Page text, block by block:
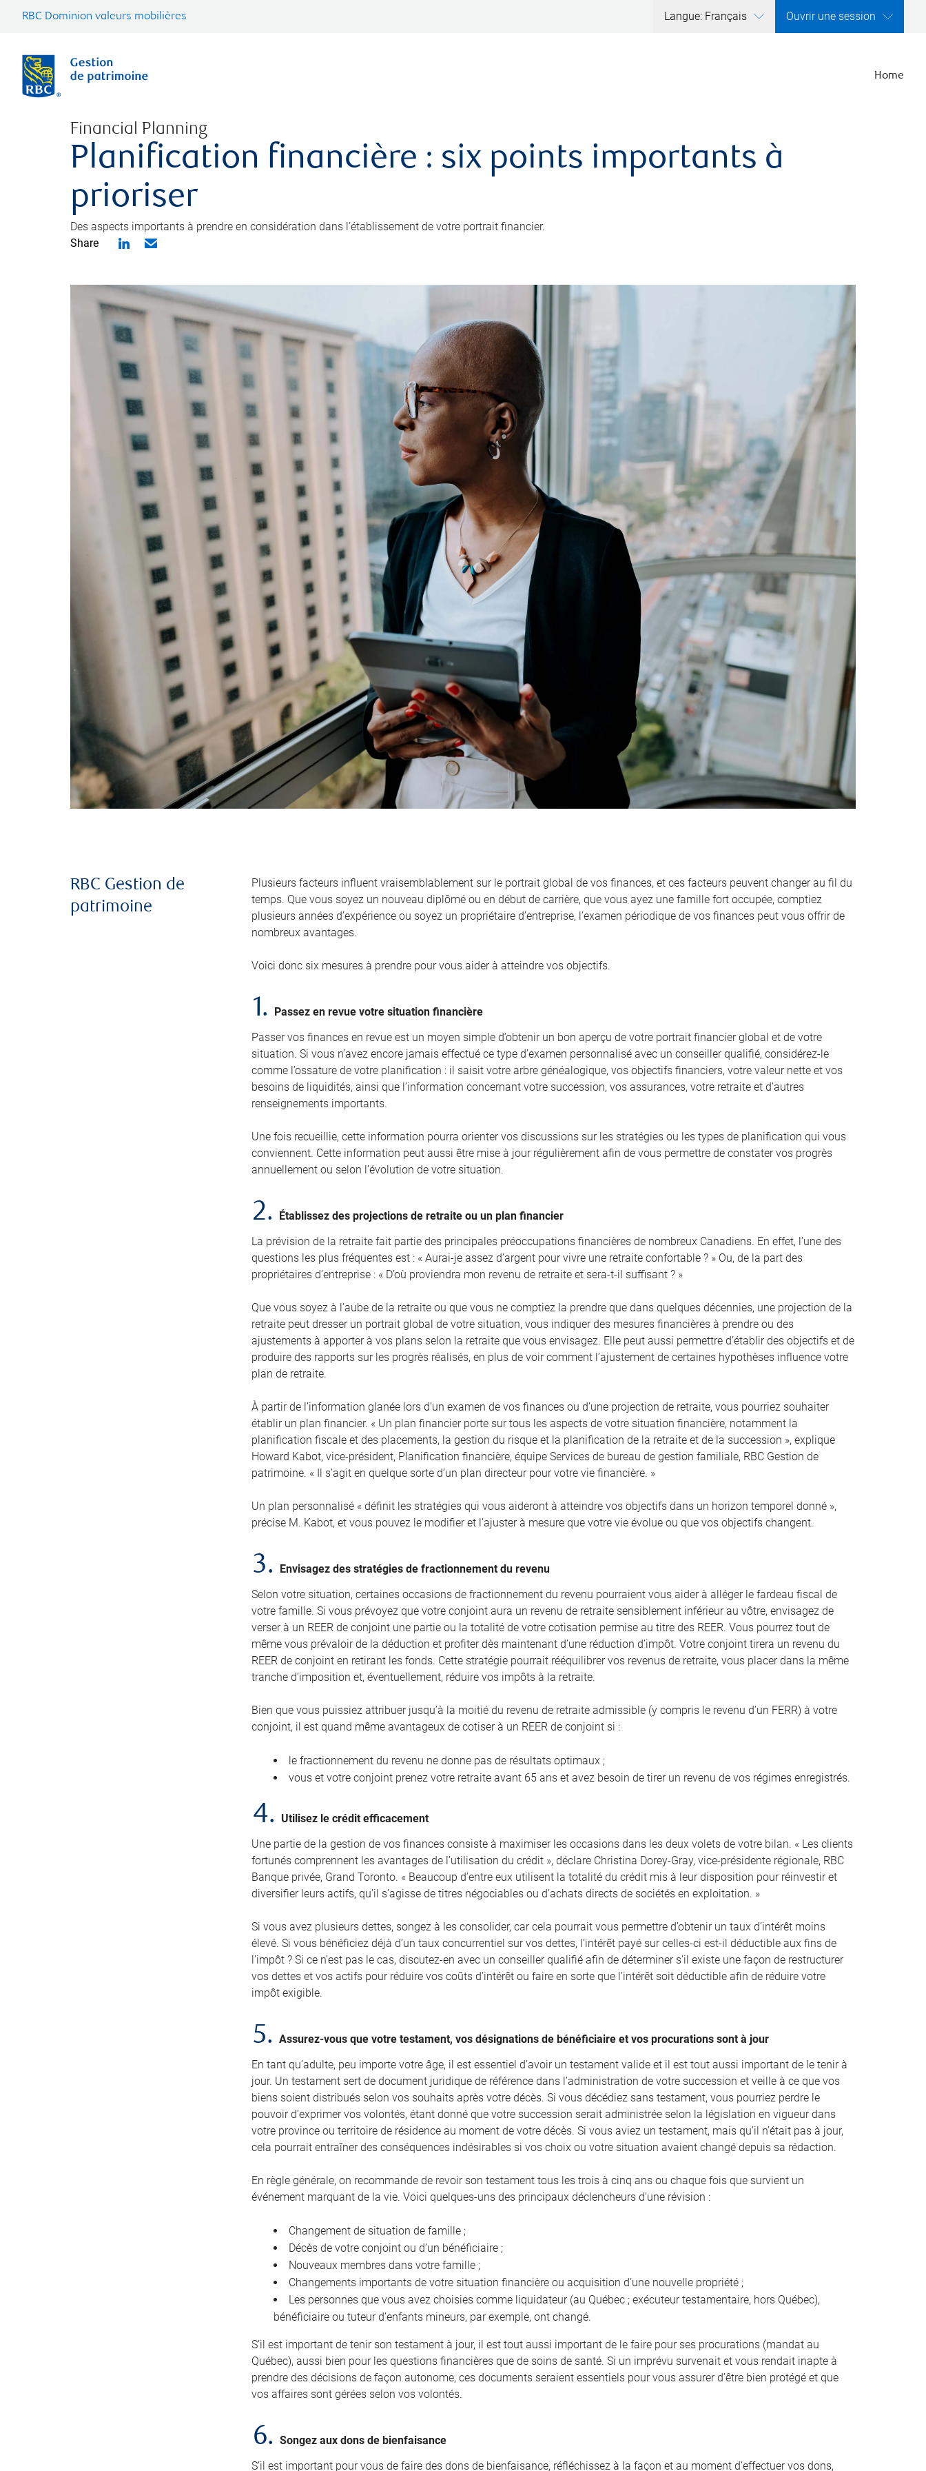
RBC Dominion valeurs mobilières Langue: Français Ouvrir une session
Home
Financial Planning
Planification financière : six points importants à
prioriser
Des aspects importants à prendre en considération dans l’établissement de votre portrait financier.
Share
RBC Gestion de
patrimoine
Plusieurs facteurs influent vraisemblablement sur le portrait global de vos finances, et ces facteurs peuvent changer au fil du
temps. Que vous soyez un nouveau diplômé ou en début de carrière, que vous ayez une famille fort occupée, comptiez
plusieurs années d’expérience ou soyez un propriétaire d’entreprise, l’examen périodique de vos finances peut vous offrir de
nombreux avantages.
Voici donc six mesures à prendre pour vous aider à atteindre vos objectifs.
1.
Passez en revue votre situation financière
Passer vos finances en revue est un moyen simple d’obtenir un bon aperçu de votre portrait financier global et de votre
situation. Si vous n’avez encore jamais effectué ce type d’examen personnalisé avec un conseiller qualifié, considérez-le
comme l’ossature de votre planification : il saisit votre arbre généalogique, vos objectifs financiers, votre valeur nette et vos
besoins de liquidités, ainsi que l’information concernant votre succession, vos assurances, votre retraite et d’autres
renseignements importants.
Une fois recueillie, cette information pourra orienter vos discussions sur les stratégies ou les types de planification qui vous
conviennent. Cette information peut aussi être mise à jour régulièrement afin de vous permettre de constater vos progrès
annuellement ou selon l’évolution de votre situation.
2.
Établissez des projections de retraite ou un plan financier
La prévision de la retraite fait partie des principales préoccupations financières de nombreux Canadiens. En effet, l’une des
questions les plus fréquentes est : « Aurai-je assez d’argent pour vivre une retraite confortable ? » Ou, de la part des
propriétaires d’entreprise : « D’où proviendra mon revenu de retraite et sera-t-il suffisant ? »
Que vous soyez à l’aube de la retraite ou que vous ne comptiez la prendre que dans quelques décennies, une projection de la
retraite peut dresser un portrait global de votre situation, vous indiquer des mesures financières à prendre ou des
ajustements à apporter à vos plans selon la retraite que vous envisagez. Elle peut aussi permettre d’établir des objectifs et de
produire des rapports sur les progrès réalisés, en plus de voir comment l’ajustement de certaines hypothèses influence votre
plan de retraite.
À partir de l’information glanée lors d’un examen de vos finances ou d’une projection de retraite, vous pourriez souhaiter
établir un plan financier. « Un plan financier porte sur tous les aspects de votre situation financière, notamment la
planification fiscale et des placements, la gestion du risque et la planification de la retraite et de la succession », explique
Howard Kabot, vice-président, Planification financière, équipe Services de bureau de gestion familiale, RBC Gestion de
patrimoine. « Il s’agit en quelque sorte d’un plan directeur pour votre vie financière. »
Un plan personnalisé « définit les stratégies qui vous aideront à atteindre vos objectifs dans un horizon temporel donné »,
précise M. Kabot, et vous pouvez le modifier et l’ajuster à mesure que votre vie évolue ou que vos objectifs changent.
3.
Envisagez des stratégies de fractionnement du revenu
Selon votre situation, certaines occasions de fractionnement du revenu pourraient vous aider à alléger le fardeau fiscal de
votre famille. Si vous prévoyez que votre conjoint aura un revenu de retraite sensiblement inférieur au vôtre, envisagez de
verser à un REER de conjoint une partie ou la totalité de votre cotisation permise au titre des REER. Vous pourrez tout de
même vous prévaloir de la déduction et profiter dès maintenant d’une réduction d’impôt. Votre conjoint tirera un revenu du
REER de conjoint en retirant les fonds. Cette stratégie pourrait rééquilibrer vos revenus de retraite, vous placer dans la même
tranche d’imposition et, éventuellement, réduire vos impôts à la retraite.
Bien que vous puissiez attribuer jusqu’à la moitié du revenu de retraite admissible (y compris le revenu d’un FERR) à votre
conjoint, il est quand même avantageux de cotiser à un REER de conjoint si :
le fractionnement du revenu ne donne pas de résultats optimaux ;
vous et votre conjoint prenez votre retraite avant 65 ans et avez besoin de tirer un revenu de vos régimes enregistrés.
4.
Utilisez le crédit efficacement
Une partie de la gestion de vos finances consiste à maximiser les occasions dans les deux volets de votre bilan. « Les clients
fortunés comprennent les avantages de l’utilisation du crédit », déclare Christina Dorey-Gray, vice-présidente régionale, RBC
Banque privée, Grand Toronto. « Beaucoup d’entre eux utilisent la totalité du crédit mis à leur disposition pour réinvestir et
diversifier leurs actifs, qu’il s’agisse de titres négociables ou d’achats directs de sociétés en exploitation. »
Si vous avez plusieurs dettes, songez à les consolider, car cela pourrait vous permettre d’obtenir un taux d’intérêt moins
élevé. Si vous bénéficiez déjà d’un taux concurrentiel sur vos dettes, l’intérêt payé sur celles-ci est-il déductible aux fins de
l’impôt ? Si ce n’est pas le cas, discutez-en avec un conseiller qualifié afin de déterminer s’il existe une façon de restructurer
vos dettes et vos actifs pour réduire vos coûts d’intérêt ou faire en sorte que l’intérêt soit déductible afin de réduire votre
impôt exigible.
5.Assurez-vous que votre testament, vos désignations de bénéficiaire et vos procurations sont à jour
En tant qu’adulte, peu importe votre âge, il est essentiel d’avoir un testament valide et il est tout aussi important de le tenir à
jour. Un testament sert de document juridique de référence dans l’administration de votre succession et veille à ce que vos
biens soient distribués selon vos souhaits après votre décès. Si vous décédiez sans testament, vous pourriez perdre le
pouvoir d’exprimer vos volontés, étant donné que votre succession serait administrée selon la législation en vigueur dans
votre province ou territoire de résidence au moment de votre décès. Si vous aviez un testament, mais qu’il n’était pas à jour,
cela pourrait entraîner des conséquences indésirables si vos choix ou votre situation avaient changé depuis sa rédaction.
En règle générale, on recommande de revoir son testament tous les trois à cinq ans ou chaque fois que survient un
événement marquant de la vie. Voici quelques-uns des principaux déclencheurs d’une révision :
Changement de situation de famille ;
Décès de votre conjoint ou d’un bénéficiaire ;
Nouveaux membres dans votre famille ;
Changements importants de votre situation financière ou acquisition d’une nouvelle propriété ;
Les personnes que vous avez choisies comme liquidateur (au Québec ; exécuteur testamentaire, hors Québec),
bénéficiaire ou tuteur d’enfants mineurs, par exemple, ont changé.
S’il est important de tenir son testament à jour, il est tout aussi important de le faire pour ses procurations (mandat au
Québec), aussi bien pour les questions financières que de soins de santé. Si un imprévu survenait et vous rendait inapte à
prendre des décisions de façon autonome, ces documents seraient essentiels pour vous assurer d’être bien protégé et que
vos affaires sont gérées selon vos volontés.
6.Songez aux dons de bienfaisance
S’il est important pour vous de faire des dons de bienfaisance, réfléchissez à la façon et au moment d’effectuer vos dons,